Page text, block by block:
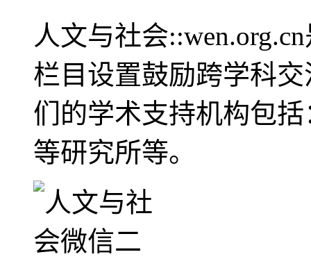
人文与社会
栏目设置鼓励跨学科
们的学术支持机构包
等研究所等。